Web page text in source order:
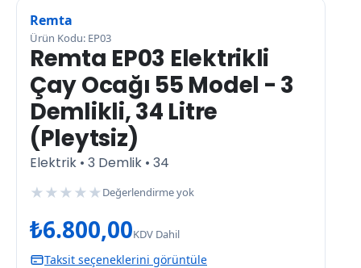
Remta
Ürün Kodu: EP03
Remta EP03 Elektrikli
Çay Ocağı 55 Model - 3
Demlikli, 34 Litre
(Pleytsiz)
Elektrik • 3 Demlik • 34
★ ★ ★ ★ ★ Değerlendirme yok
₺6.800,00KDV Dahil
Taksit seçeneklerini görüntüle